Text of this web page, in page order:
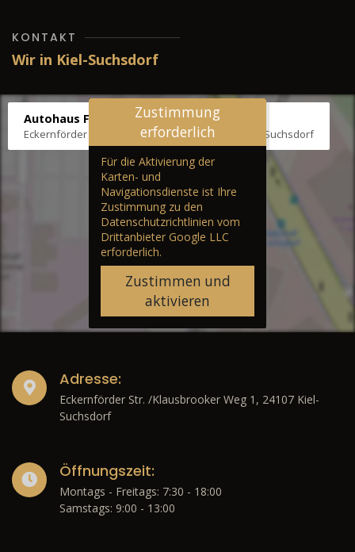
KONTAKT
Wir in Kiel-Suchsdorf
Autohaus Fräter
Eckernförder Str. /Klausbrooker Weg 1, 24107 Kiel-Suchsdorf
Zustimmung
erforderlich
Für die Aktivierung der
Karten- und
Navigationsdienste ist Ihre
Zustimmung zu den
Datenschutzrichtlinien vom
Drittanbieter Google LLC
erforderlich.
Zustimmen und
aktivieren
Adresse:
Eckernförder Str. /Klausbrooker Weg 1, 24107 Kiel-
Suchsdorf
Öffnungszeit:
Montags - Freitags: 7:30 - 18:00
Samstags: 9:00 - 13:00